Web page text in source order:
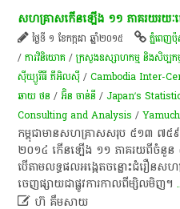
សហគ្រាស​កើន​ឡើង ១១ ភាគរយ​រយៈ​ព
ថ្ងៃទី ១ ខែកក្កដា ឆ្នាំ២០១៥ ភ្នំពេញ
/ការវិនិយោគ /ក្រសួងឧស្សាហកម្ម និងសិប្បក
ស៊ីឃ្យួរឹធី ភីអិលស៊ី/Cambodia Inter-
ឆាយ​ ថន​ /អ៊ិន ចាន់នី /Japan’s
Consulting and Analysis /
កម្ពុជា​មាន​សហគ្រាស​សរុប ៥១៣ ៧៥៩
២០១៤ កើន​ឡើង ១១ ភាគរយ​ពី​ចំនួ
បើ​តាម​លទ្ធផល​អង្កេត​ចន្លោះ​ជំរឿន​
ចេញ​ផ្សាយ​ជា​ផ្លូវ​ការ​កាល​ពី​ម្សិល​មិញ។
 ហ៊ គឹមសាយ